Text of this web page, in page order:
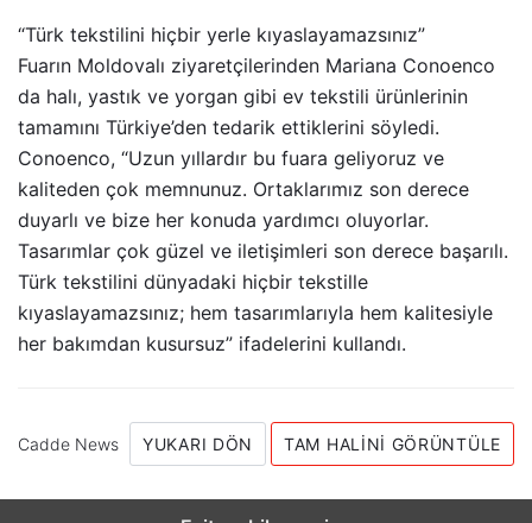
“Türk tekstilini hiçbir yerle kıyaslayamazsınız”
Fuarın Moldovalı ziyaretçilerinden Mariana Conoenco
da halı, yastık ve yorgan gibi ev tekstili ürünlerinin
tamamını Türkiye’den tedarik ettiklerini söyledi.
Conoenco, “Uzun yıllardır bu fuara geliyoruz ve
kaliteden çok memnunuz. Ortaklarımız son derece
duyarlı ve bize her konuda yardımcı oluyorlar.
Tasarımlar çok güzel ve iletişimleri son derece başarılı.
Türk tekstilini dünyadaki hiçbir tekstille
kıyaslayamazsınız; hem tasarımlarıyla hem kalitesiyle
her bakımdan kusursuz” ifadelerini kullandı.
Cadde News YUKARI DÖN TAM HALINI GÖRÜNTÜLE